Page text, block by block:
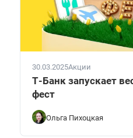
30.03.2025Акции
Т-Банк запускает
фест
Ольга Пихоцкая